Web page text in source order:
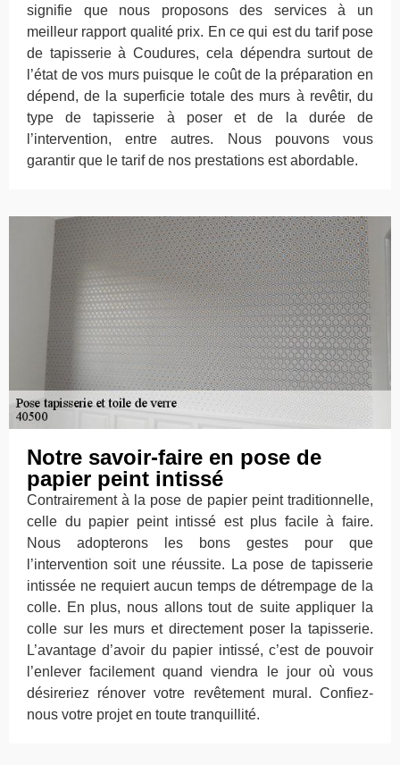
signifie que nous proposons des services à un
meilleur rapport qualité prix. En ce qui est du tarif pose
de tapisserie à Coudures, cela dépendra surtout de
l’état de vos murs puisque le coût de la préparation en
dépend, de la superficie totale des murs à revêtir, du
type de tapisserie à poser et de la durée de
l’intervention, entre autres. Nous pouvons vous
garantir que le tarif de nos prestations est abordable.
Notre savoir-faire en pose de
papier peint intissé
Contrairement à la pose de papier peint traditionnelle,
celle du papier peint intissé est plus facile à faire.
Nous adopterons les bons gestes pour que
l’intervention soit une réussite. La pose de tapisserie
intissée ne requiert aucun temps de détrempage de la
colle. En plus, nous allons tout de suite appliquer la
colle sur les murs et directement poser la tapisserie.
L’avantage d’avoir du papier intissé, c’est de pouvoir
l’enlever facilement quand viendra le jour où vous
désireriez rénover votre revêtement mural. Confiez-
nous votre projet en toute tranquillité.